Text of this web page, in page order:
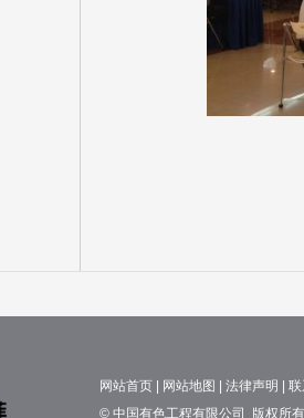
网站首页 网站地图 法律声明
© 中国有色工程有限公司 版权所